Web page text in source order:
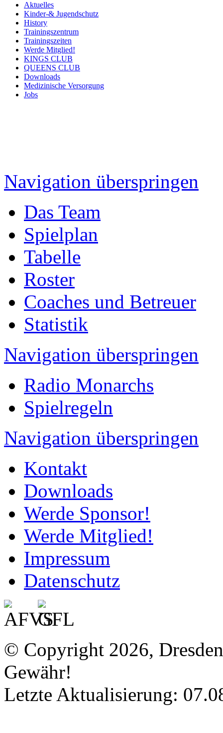
Aktuelles
Kinder-& Jugendschutz
History
Trainingszentrum
Trainingszeiten
Werde Mitglied!
KINGS CLUB
QUEENS CLUB
Downloads
Medizinische Versorgung
Jobs
Navigation überspringen
Das Team
Spielplan
Tabelle
Roster
Coaches und Betreuer
Statistik
Navigation überspringen
Radio Monarchs
Spielregeln
Navigation überspringen
Kontakt
Downloads
Werde Sponsor!
Werde Mitglied!
Impressum
Datenschutz
© Copyright 2026,
Gewähr!
Letzte Aktualisierung: